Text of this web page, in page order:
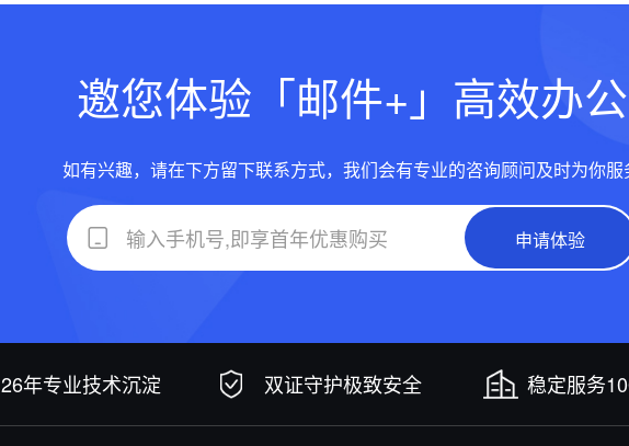
邀您体验「邮件+」高效办公
如有兴趣，请在下方留下联系方式，我们会有专业的咨询顾问及时为你服
申请体验
26年专业技术沉淀 双证守护极致安全 稳定服务